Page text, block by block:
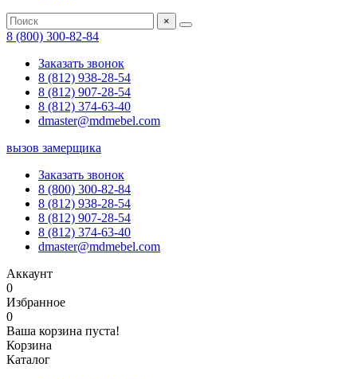
×
8 (800) 300-82-84
Заказать звонок
8 (812) 938-28-54
8 (812) 907-28-54
8 (812) 374-63-40
dmaster@mdmebel.com
вызов замерщика
Заказать звонок
8 (800) 300-82-84
8 (812) 938-28-54
8 (812) 907-28-54
8 (812) 374-63-40
dmaster@mdmebel.com
Аккаунт
0
Избранное
0
Ваша корзина пуста!
Корзина
Каталог